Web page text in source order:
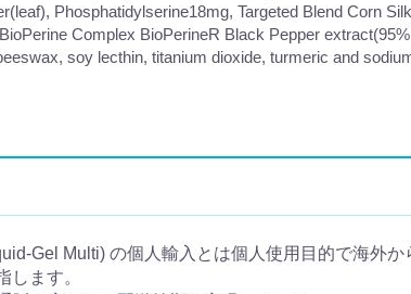
Phosphatidylserine18mg, Targeted Blend Corn
Complex BioPerineR Black Pepper
soy lecthin, titanium dioxide, turmeric and
Gel Multi) の個人輸入とは個人使用目的で海外
ます。